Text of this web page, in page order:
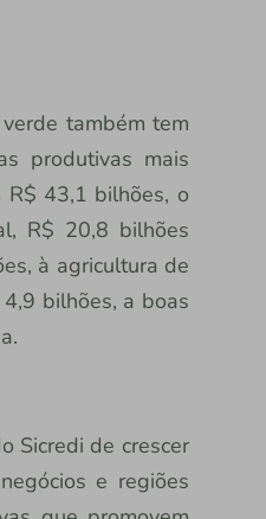
também tem
produtivas mais
R$ 43,1 bilhões, o
R$ 20,8 bilhões
à agricultura de
bilhões, a boas
Sicredi de crescer
e regiões